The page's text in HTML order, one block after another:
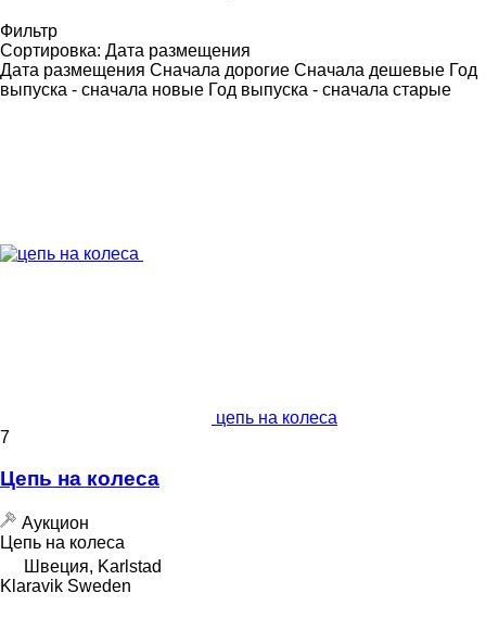
Фильтр
Сортировка: Дата размещения
Дата размещения Сначала дорогие Сначала дешевые Год
выпуска - сначала новые Год выпуска - сначала старые
цепь на колеса
7
Цепь на колеса
Аукцион
Цепь на колеса
Швеция, Karlstad
Klaravik Sweden